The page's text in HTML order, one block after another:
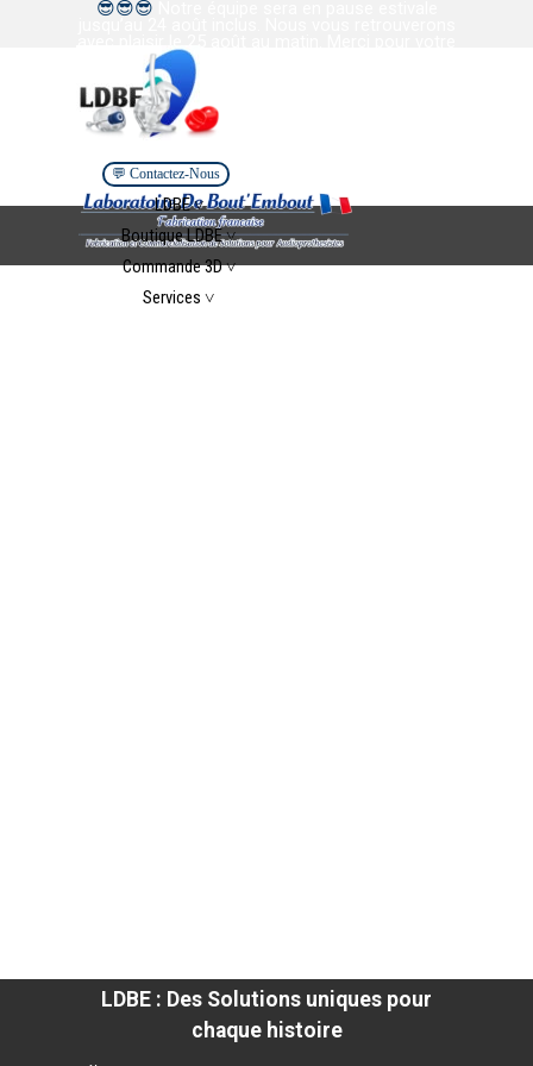
Aller au contenu
😎😎😎
confiance et votre collaboration. Bel été à tous.
💬 Contactez-Nous
Sauter le menu
LDBE ˅
▼
Boutique LDBE ˅
▼
Commande 3D ˅
▼
Services ˅
LDBE : Des Solutions uniques pour
chaque histoire